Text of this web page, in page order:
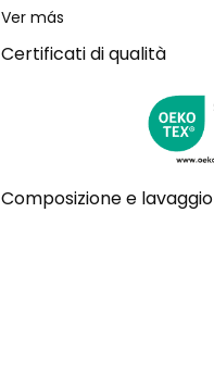
Ver más
Certificati di qualità
Composizione e lavaggio